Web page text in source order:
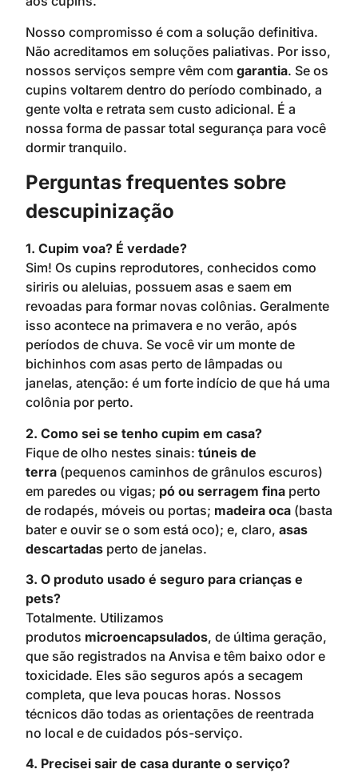
Nosso compromisso é com a solução definitiva.
Não acreditamos em soluções paliativas. Por isso,
nossos serviços sempre vêm com garantia. Se os
cupins voltarem dentro do período combinado, a
gente volta e retrata sem custo adicional. É a
nossa forma de passar total segurança para você
dormir tranquilo.
Perguntas frequentes sobre
descupinização
1. Cupim voa? É verdade?
Sim! Os cupins reprodutores, conhecidos como
siriris ou aleluias, possuem asas e saem em
revoadas para formar novas colônias. Geralmente
isso acontece na primavera e no verão, após
períodos de chuva. Se você vir um monte de
bichinhos com asas perto de lâmpadas ou
janelas, atenção: é um forte indício de que há uma
colônia por perto.
2. Como sei se tenho cupim em casa?
Fique de olho nestes sinais: túneis de
terra (pequenos caminhos de grânulos escuros)
em paredes ou vigas; pó ou serragem fina perto
de rodapés, móveis ou portas; madeira oca (basta
bater e ouvir se o som está oco); e, claro, asas
descartadas perto de janelas.
3. O produto usado é seguro para crianças e
pets?
Totalmente. Utilizamos
produtos microencapsulados, de última geração,
que são registrados na Anvisa e têm baixo odor e
toxicidade. Eles são seguros após a secagem
completa, que leva poucas horas. Nossos
técnicos dão todas as orientações de reentrada
no local e de cuidados pós-serviço.
4. Precisei sair de casa durante o serviço?